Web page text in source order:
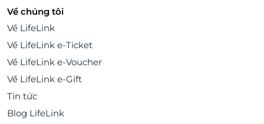
Về chúng tôi
Về LifeLink
Về LifeLink e-Ticket
Về LifeLink e-Voucher
Về LifeLink e-Gift
Tin tức
Blog LifeLink